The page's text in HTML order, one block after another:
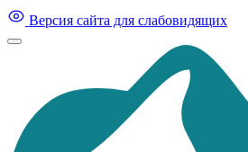
Версия сайта для слабовидящих